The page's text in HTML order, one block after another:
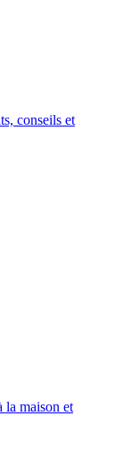
conseils et
la maison et